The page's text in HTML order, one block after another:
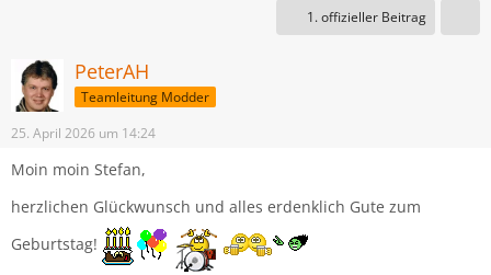
1. offizieller Beitrag
PeterAH
Teamleitung Modder
25. April 2026 um 14:24
Moin moin Stefan,
herzlichen Glückwunsch und alles erdenklich Gute zum
Geburtstag!